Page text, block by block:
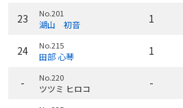
23 No.201
湖山 初音 1
24 No.215
田部 心琴 1
- No.220
ツツミ ヒロコ -